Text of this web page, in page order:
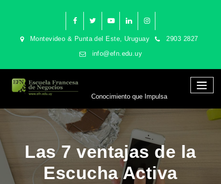
Montevideo & Punta del Este, Uruguay 2903 2827
info@efn.edu.uy
Conocimiento que Impulsa
Las 7 ventajas de la
Escucha Activa